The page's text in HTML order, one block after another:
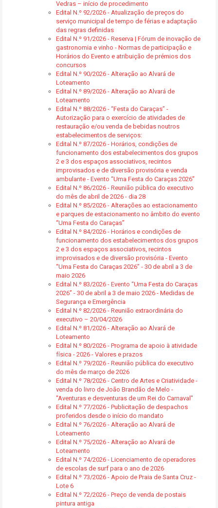
Vedras – início de procedimento
Edital N.º 92/2026 - Atualização de preços do
serviço municipal de tempo de férias e adaptação
das regras definidas
Edital N.º 91/2026 - Reserva | Fórum de inovação de
gastronomia e vinho - Normas de participação e
Horários do Evento e atribuição de prémios dos
concursos
Edital N.º 90/2026 - Alteração ao Alvará de
Loteamento
Edital N.º 89/2026 - Alteração ao Alvará de
Loteamento
Edital N.º 88/2026 - “Festa do Caraças” -
Autorização para o exercício de atividades de
restauração e/ou venda de bebidas noutros
estabelecimentos de serviços:
Edital N.º 87/2026 - Horários, condições de
funcionamento dos estabelecimentos dos grupos
2 e 3 dos espaços associativos, recintos
improvisados e de diversão provisória e venda
ambulante - Evento “Uma Festa do Caraças 2026”
Edital N.º 86/2026 - Reunião pública do executivo
do mês de abril de 2026 - dia 28
Edital N.º 85/2026 - Alterações ao estacionamento
e parques de estacionamento no âmbito do evento
“Uma Festa do Caraças”
Edital N.º 84/2026 - Horários e condições de
funcionamento dos estabelecimentos dos grupos
2 e 3 dos espaços associativos, recintos
improvisados e de diversão provisória - Evento
“Uma Festa do Caraças 2026” - 30 de abril a 3 de
maio 2026
Edital N.º 83/2026 - Evento “Uma Festa do Caraças
2026” - 30 de abril a 3 de maio 2026 - Medidas de
Segurança e Emergência
Edital N.º 82/2026 - Reunião extraordinária do
executivo – 20/04/2026
Edital N.º 81/2026 - Alteração ao Alvará de
Loteamento
Edital N.º 80/2026 - Programa de apoio à atividade
física - 2026 - Valores e prazos
Edital N.º 79/2026 - Reunião pública do executivo
do mês de março de 2026
Edital N.º 78/2026 - Centro de Artes e Criatividade -
venda do livro de João Brandão de Melo -
"Aventuras e desventuras de um Rei do Carnaval"
Edital N.º 77/2026 - Publicitação de despachos
proferidos desde o início do mandato
Edital N.º 76/2026 - Alteração ao Alvará de
Loteamento
Edital N.º 75/2026 - Alteração ao Alvará de
Loteamento
Edital N.º 74/2026 - Licenciamento de operadores
de escolas de surf para o ano de 2026
Edital N.º 73/2026 - Apoio de Praia de Santa Cruz -
Lote 6
Edital N.º 72/2026 - Preço de venda de postais
pintura antiga